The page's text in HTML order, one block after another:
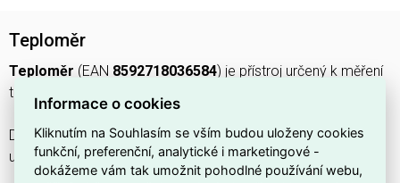
Teploměr
Teploměr (EAN 8592718036584) je přístroj určený k měření
teploty v domácím nebo pracovním prostředí.
Díky přehlednému zobrazení a jednoduchému ovládání
umožní rychlé a spolehlivé zjištění aktuální teploty.
Informace o cookies
Kliknutím na Souhlasím se vším budou uloženy cookies
funkční, preferenční, analytické i marketingové -
dokážeme vám tak umožnit pohodlné používání webu,